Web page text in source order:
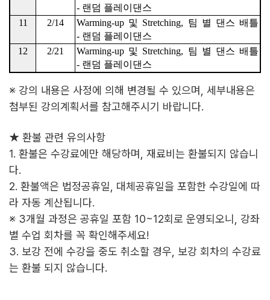
- 랜덤 플레이댄스
11
2/14 Warming-up 및 Stretching, 팀 별 댄스 배틀
- 랜덤 플레이댄스
12
2/21 Warming-up 및 Stretching, 팀 별 댄스 배틀
- 랜덤 플레이댄스
※ 강의 내용은 사정에 의해 변경될 수 있으며
세부내용은
첨부된 강의계획서를 참고해주시기 바랍니다.
★ 환불 관련 유의사항
1. 환불은 수강료에만 해당하며
재료비는 환불되지 않습니
다.
2. 환불액은 법정공휴일
대체공휴일을 포함한 수강일에 따
라 자동 계산됩니다.
※ 3개월 과정은 공휴일 포함 10~12회로 운영되오니
강좌
별 수업 회차를 꼭 확인해주세요!
3. 보강 전에 수강을 중도 취소할 경우 보강 회차의 수강료
는 환불 되지 않습니다.